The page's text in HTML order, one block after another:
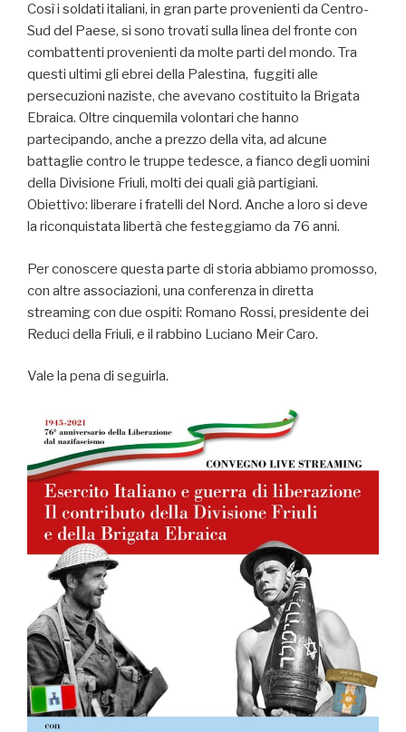
Così i soldati italiani, in gran parte provenienti da Centro-
Sud del Paese, si sono trovati sulla linea del fronte con
combattenti provenienti da molte parti del mondo. Tra
questi ultimi gli ebrei della Palestina, fuggiti alle
persecuzioni naziste, che avevano costituito la Brigata
Ebraica. Oltre cinquemila volontari che hanno
partecipando, anche a prezzo della vita, ad alcune
battaglie contro le truppe tedesce, a fianco degli uomini
della Divisione Friuli, molti dei quali già partigiani.
Obiettivo: liberare i fratelli del Nord. Anche a loro si deve
la riconquistata libertà che festeggiamo da 76 anni.
Per conoscere questa parte di storia abbiamo promosso,
con altre associazioni, una conferenza in diretta
streaming con due ospiti: Romano Rossi, presidente dei
Reduci della Friuli, e il rabbino Luciano Meir Caro.
Vale la pena di seguirla.